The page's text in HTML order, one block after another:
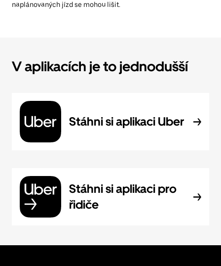
naplánovaných jízd se mohou lišit.
V aplikacích je to jednodušší
Stáhni si aplikaci Uber
Stáhni si aplikaci pro
řidiče